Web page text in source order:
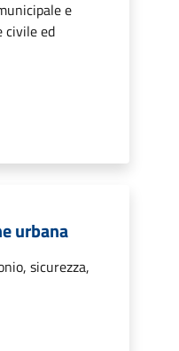
e
civile ed
urbana
sicurezza,